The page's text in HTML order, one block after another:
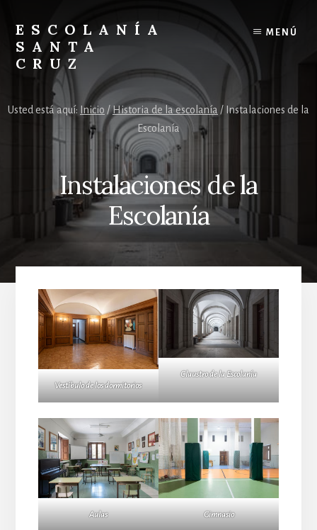
content
footer
ESCOLANÍA
SANTA
CRUZ
Escolanía
Cruz
MENÚ
Usted está aquí: Inicio /Historia de la escolanía / Instalaciones de la
Escolanía
Instalaciones de la
Escolanía
Vestíbulo de los dormitorios
Claustro de la Escolanía
Aulas Gimnasio